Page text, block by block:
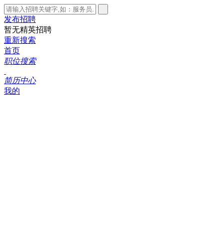
发布招聘
暂无精英招聘
重新搜索
首页
职位搜索
简历中心
我的